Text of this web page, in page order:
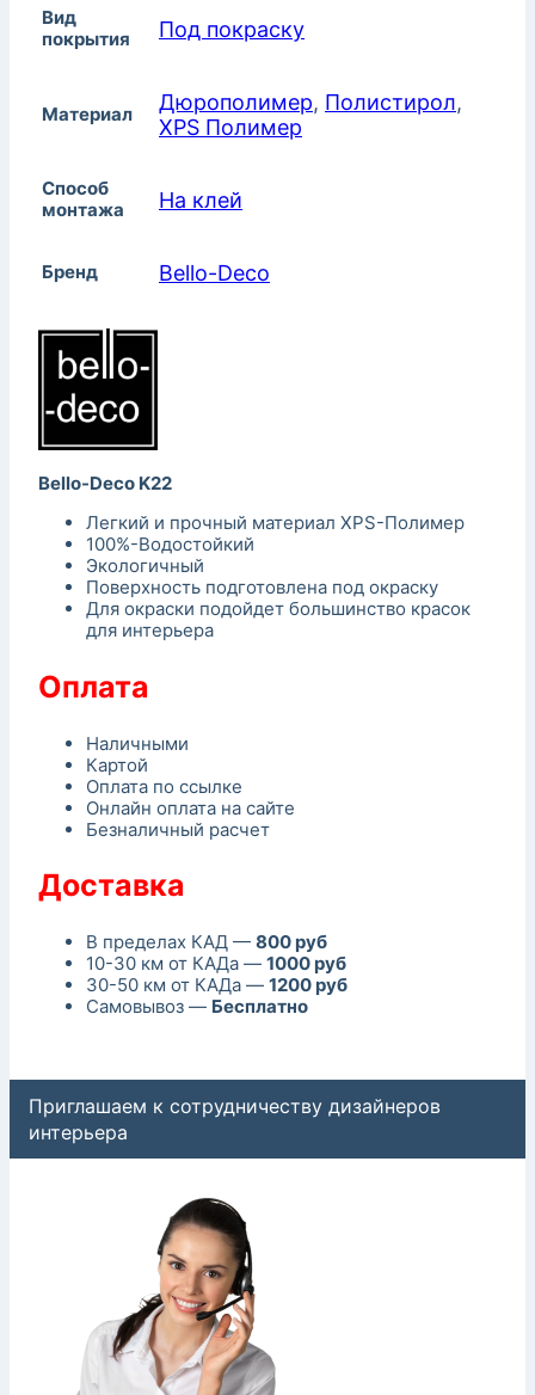
Вид
покрытия
Под покраску
Материал Дюрополимер, Полистирол,
XPS Полимер
Способ
монтажа
На клей
Бренд Bello-Decо
Bello-Deco K22
Легкий и прочный материал XPS-Полимер
100%-Водостойкий
Экологичный
Поверхность подготовлена под окраску
Для окраски подойдет большинство красок
для интерьера
Оплата
Наличными
Картой
Оплата по ссылке
Онлайн оплата на сайте
Безналичный расчет
Доставка
В пределах КАД — 800 руб
10-30 км от КАДа — 1000 руб
30-50 км от КАДа — 1200 руб
Самовывоз — Бесплатно
Приглашаем к сотрудничеству дизайнеров
интерьера